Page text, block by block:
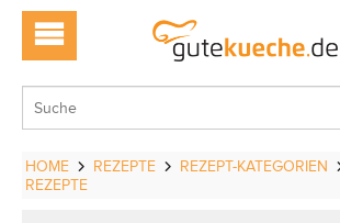
HOME REZEPTE REZEPT-KATEGORIEN
REZEPTE